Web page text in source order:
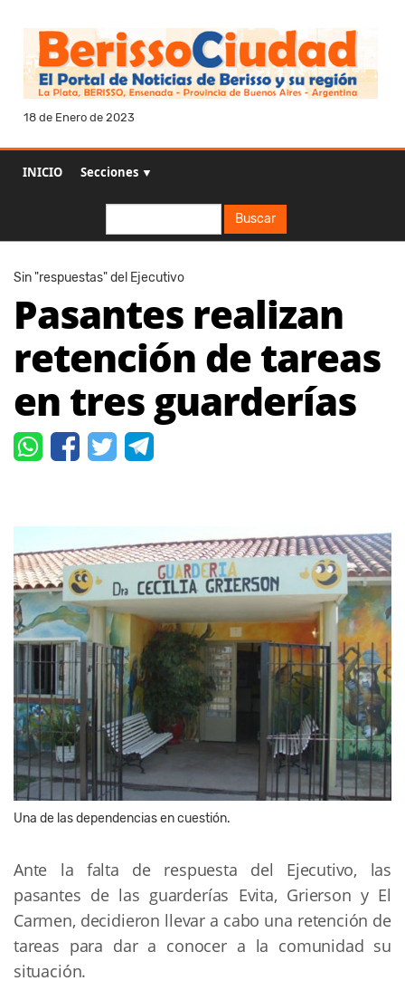
18 de Enero de 2023
INICIO Secciones ▼
Buscar
Sin "respuestas" del Ejecutivo
Pasantes realizan
retención de tareas
en tres guarderías
Una de las dependencias en cuestión.
Ante la falta de respuesta del Ejecutivo, las
pasantes de las guarderías Evita, Grierson y El
Carmen, decidieron llevar a cabo una retención de
tareas para dar a conocer a la comunidad su
situación.